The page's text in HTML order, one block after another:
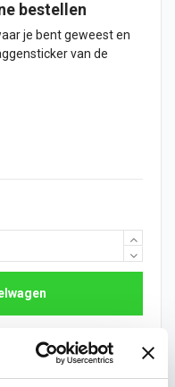
bestellen
je bent geweest en
van de
Je bespaart